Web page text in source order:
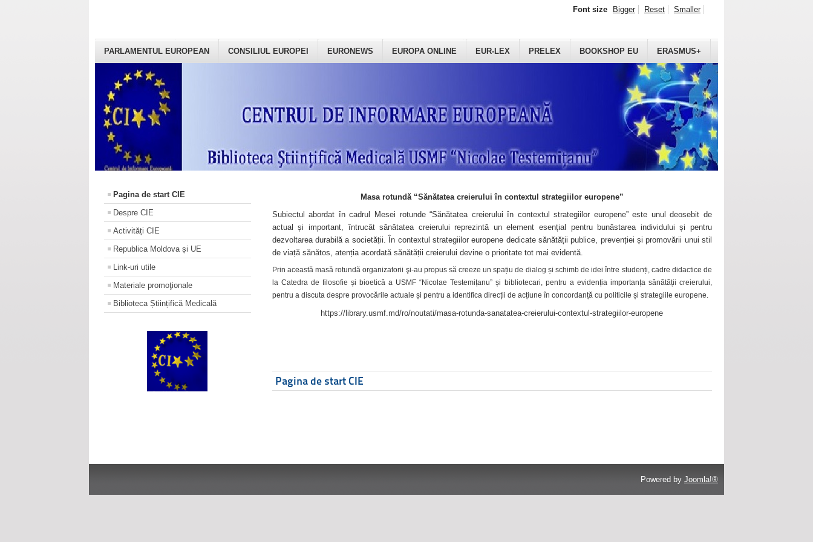
PARLAMENTUL EUROPEAN CONSILIUL EUROPEI EURONEWS EUROPA ONLINE EUR-LEX PRELEX BOOKSHOP EU ERASMUS+
Font size Bigger Reset Smaller
Pagina de start CIE
Despre CIE
Activități CIE
Republica Moldova și UE
Link-uri utile
Materiale promoţionale
Biblioteca Științifică Medicală
Masa rotundă “Sănătatea creierului în contextul strategiilor europene”
Subiectul abordat în cadrul Mesei rotunde “Sănătatea creierului în contextul strategiilor europene” este unul deosebit de
actual și important, întrucât sănătatea creierului reprezintă un element esențial pentru bunăstarea individului și pentru
dezvoltarea durabilă a societății. În contextul strategiilor europene dedicate sănătății publice, prevenției și promovării unui stil
de viață sănătos, atenția acordată sănătății creierului devine o prioritate tot mai evidentă.
Prin această masă rotundă organizatorii şi-au propus să creeze un spațiu de dialog și schimb de idei între studenți, cadre didactice de
la Catedra de filosofie și bioetică a USMF “Nicolae Testemițanu” și bibliotecari, pentru a evidenția importanța sănătății creierului,
pentru a discuta despre provocările actuale și pentru a identifica direcții de acțiune în concordanță cu politicile și strategiile europene.
https://library.usmf.md/ro/noutati/masa-rotunda-sanatatea-creierului-contextul-strategiilor-europene
Pagina de start CIE
Powered by Joomla!®